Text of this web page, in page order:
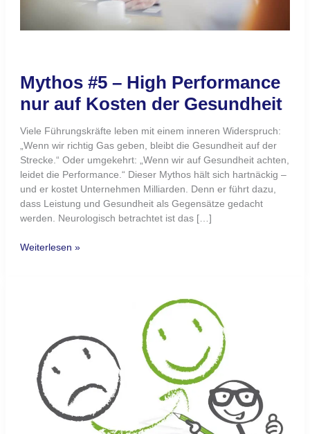
Mythos #5 – High Performance
nur auf Kosten der Gesundheit
Viele Führungskräfte leben mit einem inneren Widerspruch:
„Wenn wir richtig Gas geben, bleibt die Gesundheit auf der
Strecke.“ Oder umgekehrt: „Wenn wir auf Gesundheit achten,
leidet die Performance.“ Dieser Mythos hält sich hartnäckig –
und er kostet Unternehmen Milliarden. Denn er führt dazu,
dass Leistung und Gesundheit als Gegensätze gedacht
werden. Neurologisch betrachtet ist das […]
Weiterlesen »
Unterschätzte
Frage
gesunde